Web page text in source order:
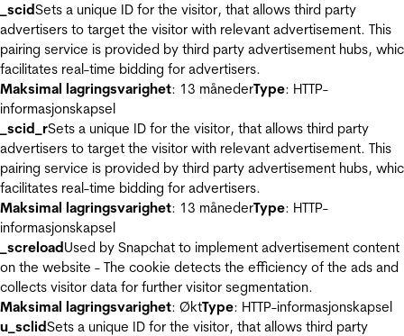
_scidSets a unique ID for the visitor, that allows third party
advertisers to target the visitor with relevant advertisement. This
pairing service is provided by third party advertisement hubs,
facilitates real-time bidding for advertisers.
Maksimal lagringsvarighet: 13 månederType: HTTP-
informasjonskapsel
_scid_rSets a unique ID for the visitor, that allows third party
advertisers to target the visitor with relevant advertisement. This
pairing service is provided by third party advertisement hubs,
facilitates real-time bidding for advertisers.
Maksimal lagringsvarighet: 13 månederType: HTTP-
informasjonskapsel
_screloadUsed by Snapchat to implement advertisement content
on the website - The cookie detects the efficiency of the ads and
collects visitor data for further visitor segmentation.
Maksimal lagringsvarighet: ØktType: HTTP-informasjonskapsel
u_sclidSets a unique ID for the visitor, that allows third party